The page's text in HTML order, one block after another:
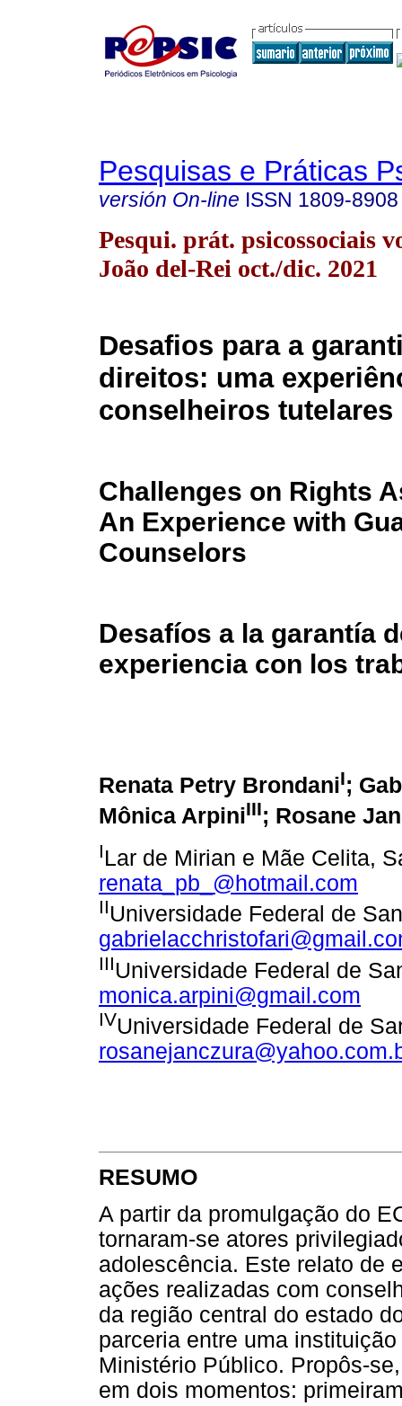
Pesquisas e Práticas
versión On-line ISSN 1809-8908
Pesqui. prát. psicossociais
João del-Rei oct./dic. 2021
Desafios para a
direitos: uma
conselheiros tutelares
Challenges on Rights
An Experience with
Counselors
Desafíos a la garantía
experiencia con los
Renata Petry BrondaniI;
Mônica ArpiniIII; Rosane
ILar de Mirian e Mãe Celita,
renata_pb_@hotmail.com
IIUniversidade Federal de
IIIUniversidade Federal de
monica.arpini@gmail.com
IVUniversidade Federal de
RESUMO
A partir da promulgação do
tornaram-se atores
adolescência. Este relato de
ações realizadas com
da região central do estado
parceria entre uma
Ministério Público. Propôs-
em dois momentos: